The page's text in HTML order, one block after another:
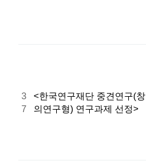
3
7
<한국연구재단 중견연구(창
의연구형) 연구과제 선정>